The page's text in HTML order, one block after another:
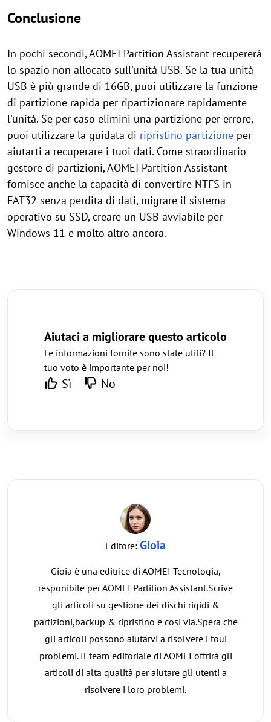
Conclusione
In pochi secondi, AOMEI Partition Assistant recupererà
lo spazio non allocato sull'unità USB. Se la tua unità
USB è più grande di 16GB, puoi utilizzare la funzione
di partizione rapida per ripartizionare rapidamente
l'unità. Se per caso elimini una partizione per errore,
puoi utilizzare la guidata di ripristino partizione per
aiutarti a recuperare i tuoi dati. Come straordinario
gestore di partizioni, AOMEI Partition Assistant
fornisce anche la capacità di convertire NTFS in
FAT32 senza perdita di dati, migrare il sistema
operativo su SSD, creare un USB avviabile per
Windows 11 e molto altro ancora.
Aiutaci a migliorare questo articolo
Le informazioni fornite sono state utili? Il
tuo voto è importante per noi!
Sì No
Editore: Gioia
Gioia è una editrice di AOMEI Tecnologia,
responibile per AOMEI Partition Assistant.Scrive
gli articoli su gestione dei dischi rigidi &
partizioni,backup & ripristino e così via.Spera che
gli articoli possono aiutarvi a risolvere i toui
problemi. Il team editoriale di AOMEI offrirà gli
articoli di alta qualità per aiutare gli utenti a
risolvere i loro problemi.